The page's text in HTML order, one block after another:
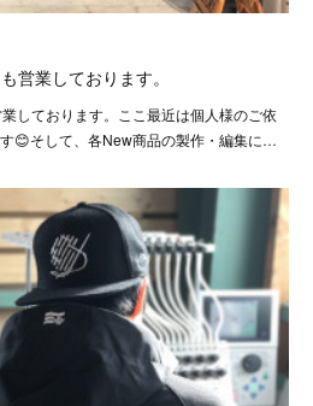
営業しております。
しております。ここ最近は個人様のご依
😊そして、各New商品の製作・編集に…